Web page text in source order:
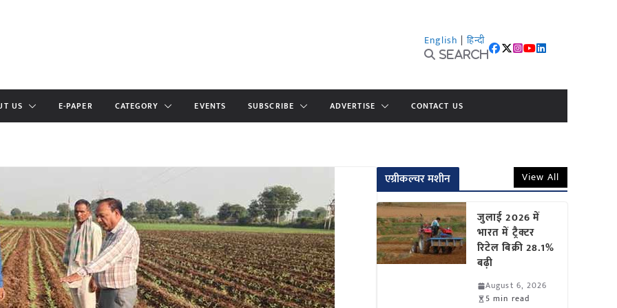
English | हिन्दी
Search
US E-PAPER CATEGORY EVENTS SUBSCRIBE ADVERTISE CONTACT US
एग्रीकल्चर मशीन View All
जुलाई 2026 में
भारत में ट्रैक्टर
रिटेल बिक्री 28.1%
बढ़ी
August 6, 2026
5 min read